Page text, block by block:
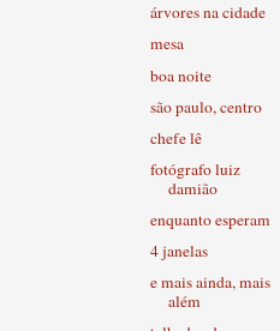
árvores na cidade
mesa
boa noite
são paulo, centro
chefe lê
fotógrafo luiz
damião
enquanto esperam
4 janelas
e mais ainda, mais
além